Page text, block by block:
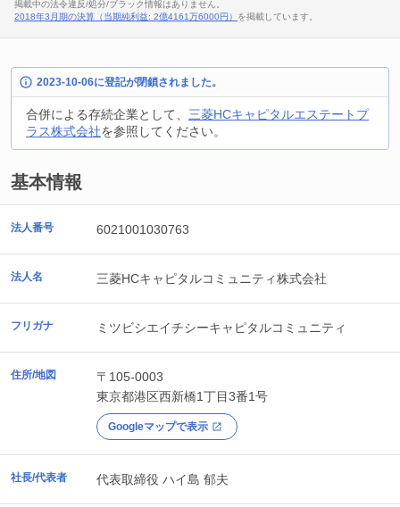
掲載中の法令違反/処分/ブラック情報はありません。
2018年3月期の決算（当期純利益: 2億4161万6000円） を掲載しています。
2023-10-06に登記が閉鎖されました。
合併による存続企業として、 三菱HCキャピタルエステートプ
ラス株式会社を参照してください。
基本情報
法人番号 6021001030763
法人名 三菱HCキャピタルコミュニティ株式会社
フリガナ ミツビシエイチシーキャピタルコミュニティ
住所/地図
〒105-0003
東京都港区西新橋1丁目3番1号
Googleマップで表示
社長/代表者 代表取締役 ハイ島 郁夫